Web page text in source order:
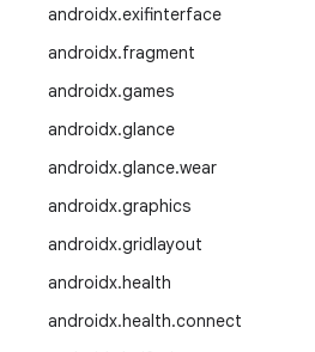
androidx.exifinterface
androidx.fragment
androidx.games
androidx.glance
androidx.glance.wear
androidx.graphics
androidx.gridlayout
androidx.health
androidx.health.connect